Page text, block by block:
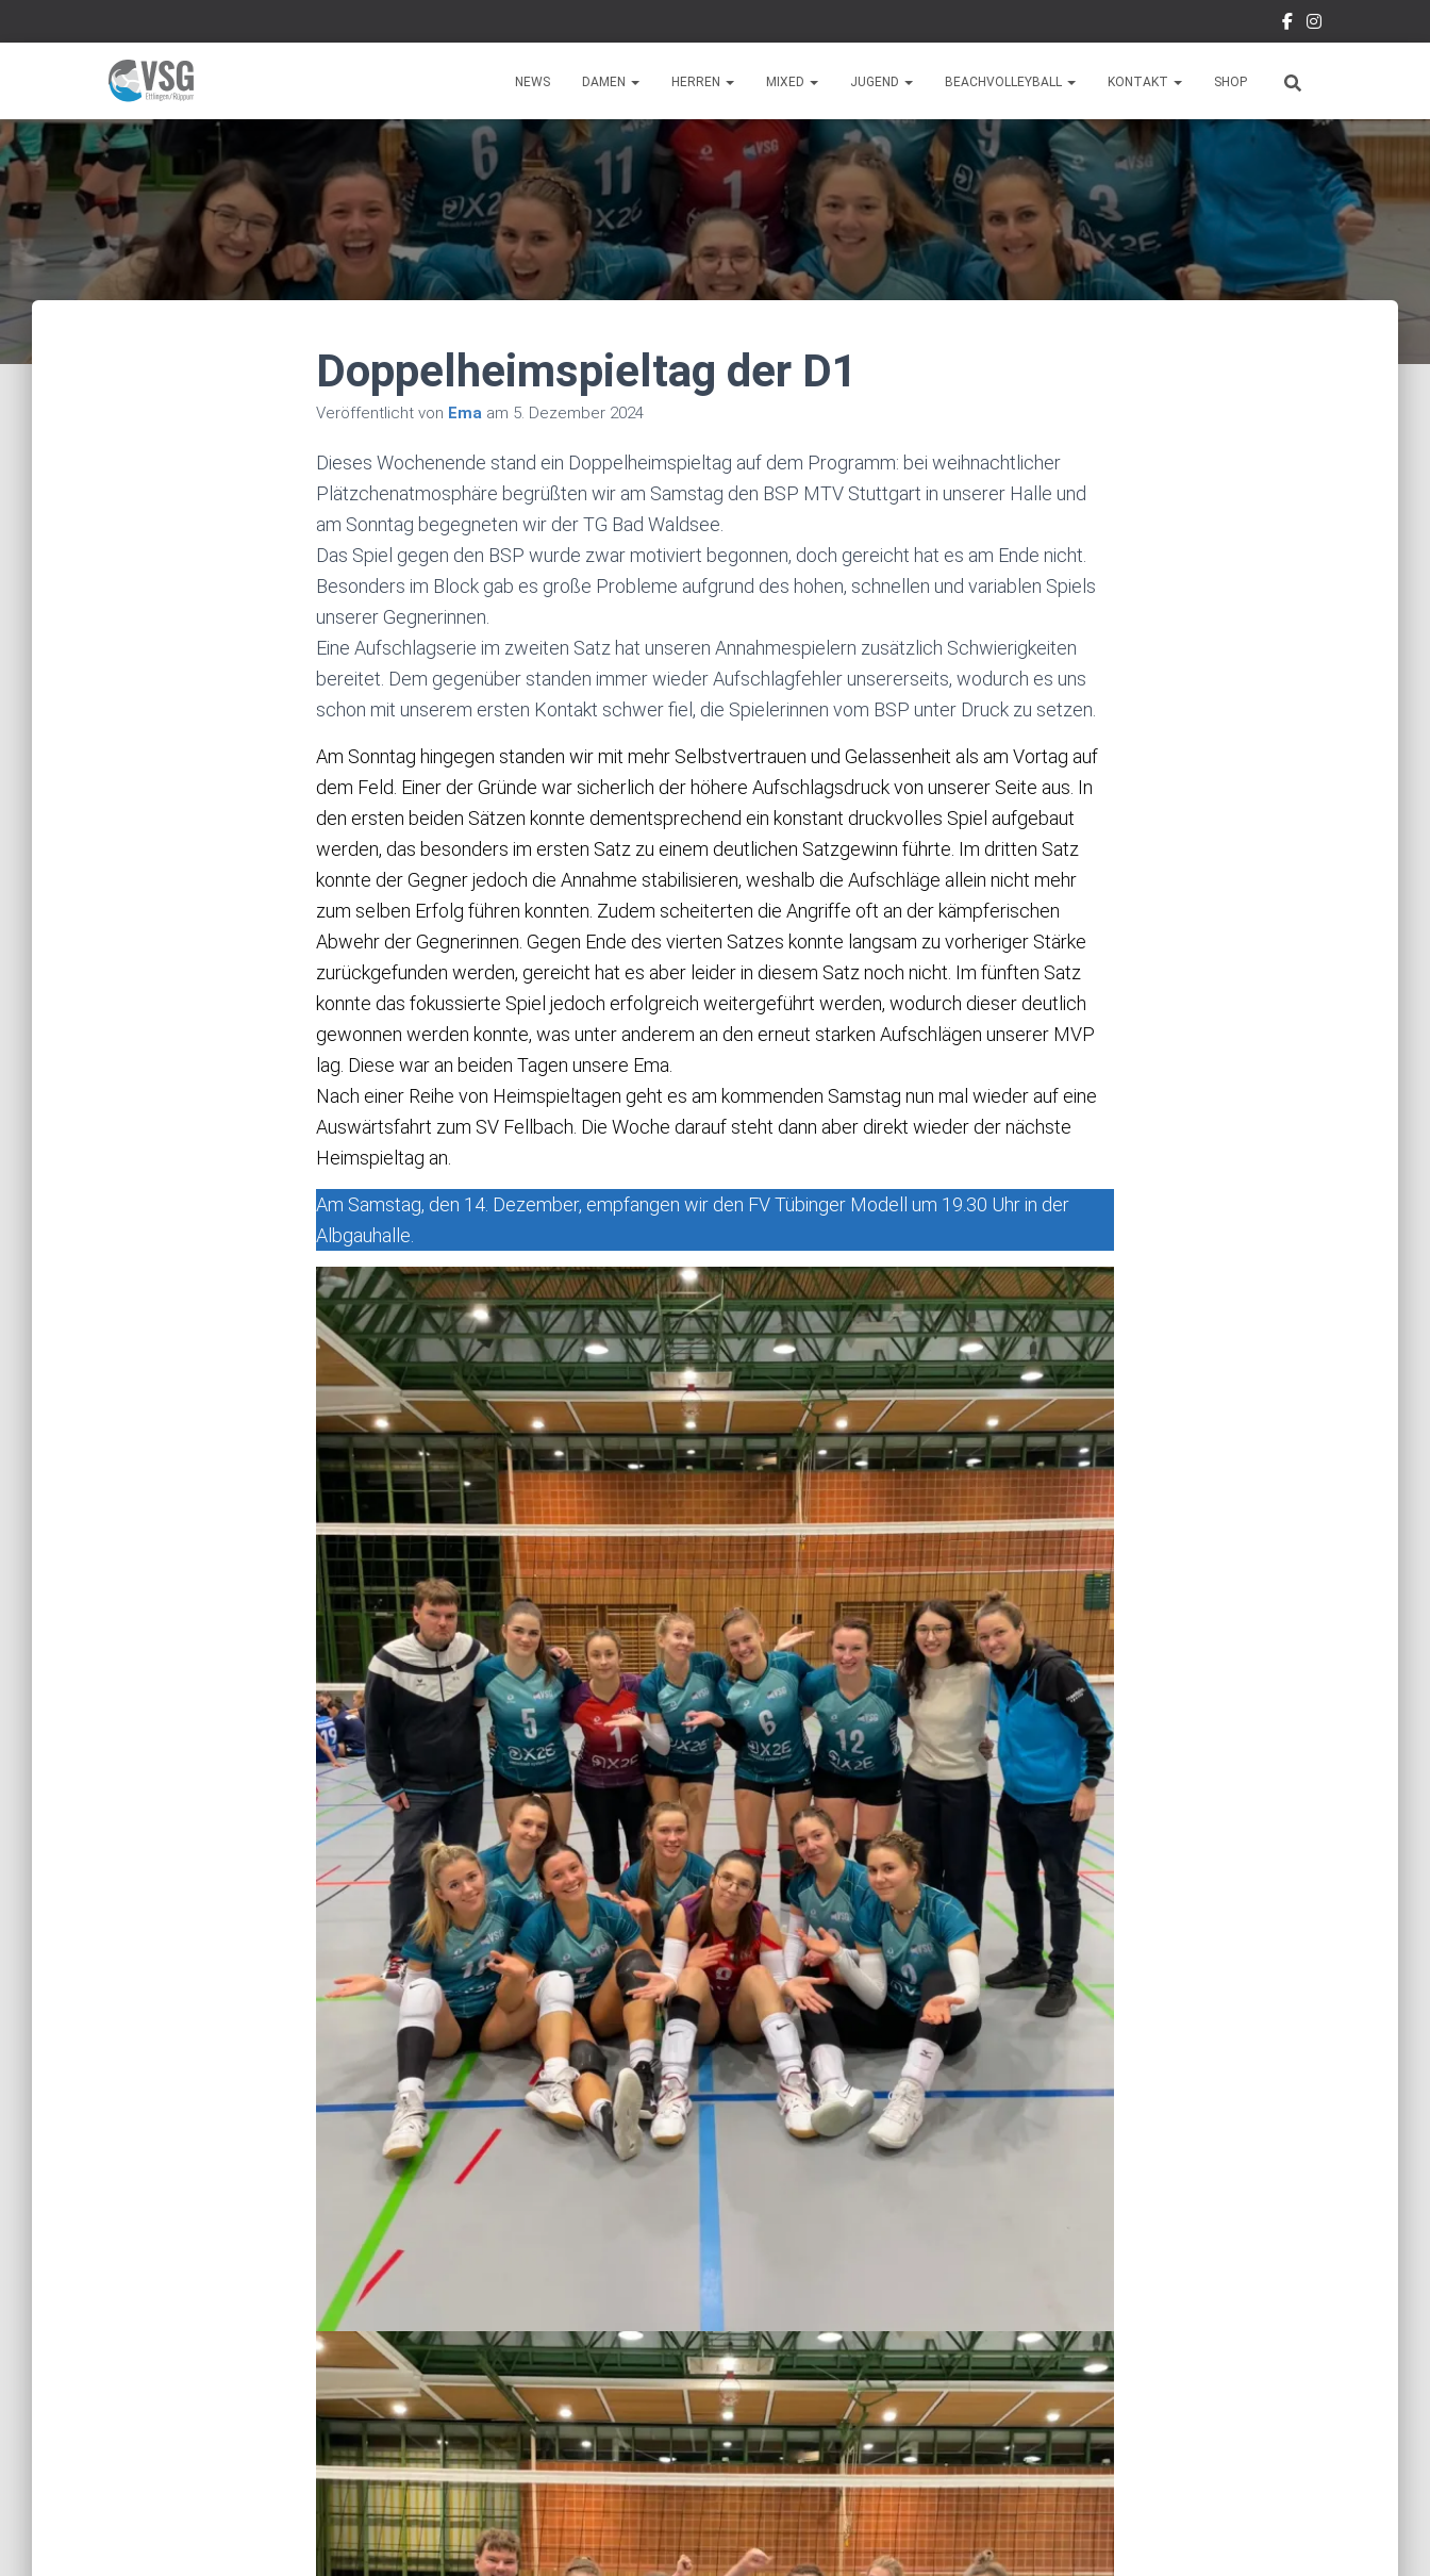
NEWS DAMEN HERREN MIXED JUGEND BEACHVOLLEYBALL KONTAKT SHOP
Doppelheimspieltag der D1
Veröffentlicht von Ema am 5. Dezember 2024
Dieses Wochenende stand ein Doppelheimspieltag auf dem Programm: bei weihnachtlicher
Plätzchenatmosphäre begrüßten wir am Samstag den BSP MTV Stuttgart in unserer Halle und
am Sonntag begegneten wir der TG Bad Waldsee.
Das Spiel gegen den BSP wurde zwar motiviert begonnen, doch gereicht hat es am Ende nicht.
Besonders im Block gab es große Probleme aufgrund des hohen, schnellen und variablen Spiels
unserer Gegnerinnen.
Eine Aufschlagserie im zweiten Satz hat unseren Annahmespielern zusätzlich Schwierigkeiten
bereitet. Dem gegenüber standen immer wieder Aufschlagfehler unsererseits, wodurch es uns
schon mit unserem ersten Kontakt schwer fiel, die Spielerinnen vom BSP unter Druck zu setzen.
Am Sonntag hingegen standen wir mit mehr Selbstvertrauen und Gelassenheit als am Vortag auf
dem Feld. Einer der Gründe war sicherlich der höhere Aufschlagsdruck von unserer Seite aus. In
den ersten beiden Sätzen konnte dementsprechend ein konstant druckvolles Spiel aufgebaut
werden, das besonders im ersten Satz zu einem deutlichen Satzgewinn führte. Im dritten Satz
konnte der Gegner jedoch die Annahme stabilisieren, weshalb die Aufschläge allein nicht mehr
zum selben Erfolg führen konnten. Zudem scheiterten die Angriffe oft an der kämpferischen
Abwehr der Gegnerinnen. Gegen Ende des vierten Satzes konnte langsam zu vorheriger Stärke
zurückgefunden werden, gereicht hat es aber leider in diesem Satz noch nicht. Im fünften Satz
konnte das fokussierte Spiel jedoch erfolgreich weitergeführt werden, wodurch dieser deutlich
gewonnen werden konnte, was unter anderem an den erneut starken Aufschlägen unserer MVP
lag. Diese war an beiden Tagen unsere Ema.
Nach einer Reihe von Heimspieltagen geht es am kommenden Samstag nun mal wieder auf eine
Auswärtsfahrt zum SV Fellbach. Die Woche darauf steht dann aber direkt wieder der nächste
Heimspieltag an.
Am Samstag, den 14. Dezember, empfangen wir den FV Tübinger Modell um 19.30 Uhr in der
Albgauhalle.